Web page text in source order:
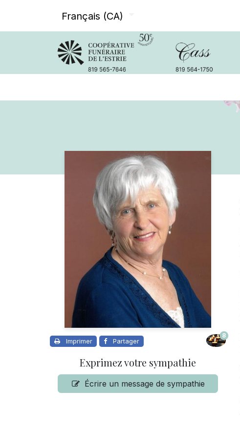
Français (CA)
Imprimer Partager
8
Exprimez votre sympathie
Écrire un message de sympathie